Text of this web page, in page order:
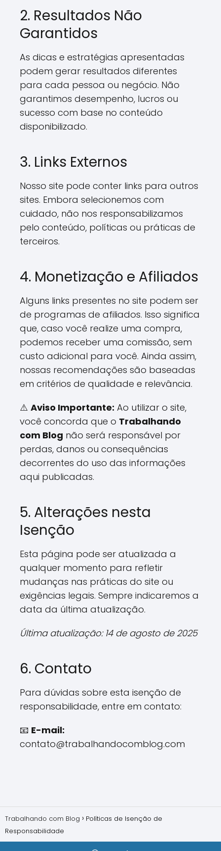
2. Resultados Não
Garantidos
As dicas e estratégias apresentadas
podem gerar resultados diferentes
para cada pessoa ou negócio. Não
garantimos desempenho, lucros ou
sucesso com base no conteúdo
disponibilizado.
3. Links Externos
Nosso site pode conter links para outros
sites. Embora selecionemos com
cuidado, não nos responsabilizamos
pelo conteúdo, políticas ou práticas de
terceiros.
4. Monetização e Afiliados
Alguns links presentes no site podem ser
de programas de afiliados. Isso significa
que, caso você realize uma compra,
podemos receber uma comissão, sem
custo adicional para você. Ainda assim,
nossas recomendações são baseadas
em critérios de qualidade e relevância.
⚠️ Aviso Importante: Ao utilizar o site,
você concorda que o Trabalhando
com Blog não será responsável por
perdas, danos ou consequências
decorrentes do uso das informações
aqui publicadas.
5. Alterações nesta
Isenção
Esta página pode ser atualizada a
qualquer momento para refletir
mudanças nas práticas do site ou
exigências legais. Sempre indicaremos a
data da última atualização.
Última atualização: 14 de agosto de 2025
6. Contato
Para dúvidas sobre esta isenção de
responsabilidade, entre em contato:
📧 E-mail:
contato@trabalhandocomblog.com
Trabalhando com Blog
Políticas de Isenção de
Responsabilidade